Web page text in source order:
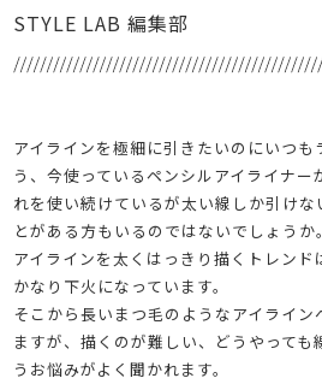
STYLE LAB 編集部
アイラインを極細に引きたいのにいつも
う、今使っているペンシルアイライナ
れを使い続けているが太い線しか引け
とがある方もいるのではないでしょうか。
アイラインを太くはっきり描くトレンド
かなり下火になっています。
そこから長いまつ毛のようなアイライン
ますが、描くのが難しい、どうやっても
うお悩みがよく聞かれます。